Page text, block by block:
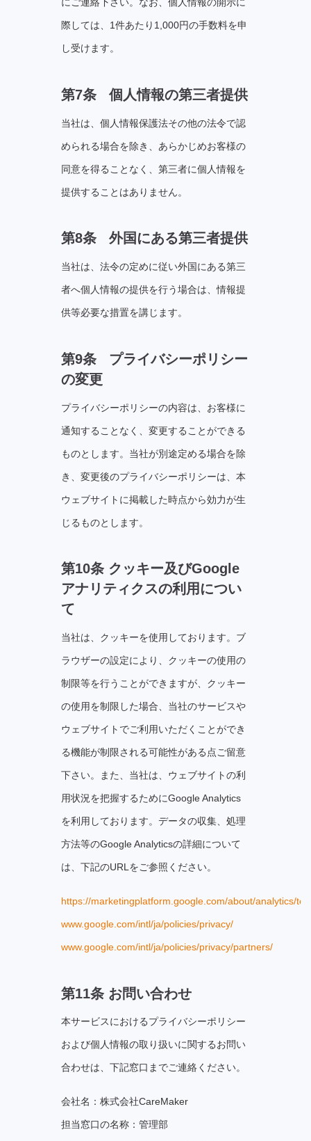
にご連絡下さい。なお、個⼈情報の開⽰に
際しては、1件あたり1,000円の⼿数料を申
し受けます。
第7条 個⼈情報の第三者提供
当社は、個⼈情報保護法その他の法令で認
められる場合を除き、あらかじめお客様の
同意を得ることなく、第三者に個⼈情報を
提供することはありません。
第8条 外国にある第三者提供
当社は、法令の定めに従い外国にある第三
者へ個人情報の提供を行う場合は、情報提
供等必要な措置を講じます。
第9条 プライバシーポリシー
の変更
プライバシーポリシーの内容は、お客様に
通知することなく、変更することができる
ものとします。当社が別途定める場合を除
き、変更後のプライバシーポリシーは、本
ウェブサイトに掲載した時点から効⼒が⽣
じるものとします。
第10条 クッキー及びGoogle
アナリティクスの利用につい
て
当社は、クッキーを使用しております。ブ
ラウザーの設定により、クッキーの使用の
制限等を行うことができますが、クッキー
の使用を制限した場合、当社のサービスや
ウェブサイトでご利用いただくことができ
る機能が制限される可能性がある点ご留意
下さい。また、当社は、ウェブサイトの利
用状況を把握するためにGoogle Analytics
を利用しております。データの収集、処理
方法等のGoogle Analyticsの詳細について
は、下記のURLをご参照ください。
https://marketingplatform.google.com/about/analytics/
www.google.com/intl/ja/policies/privacy/
www.google.com/intl/ja/policies/privacy/partners/
第11条 お問い合わせ
本サービスにおけるプライバシーポリシー
および個⼈情報の取り扱いに関するお問い
合わせは、下記窓⼝までご連絡ください。
会社名：株式会社CareMaker
担当窓口の名称：管理部